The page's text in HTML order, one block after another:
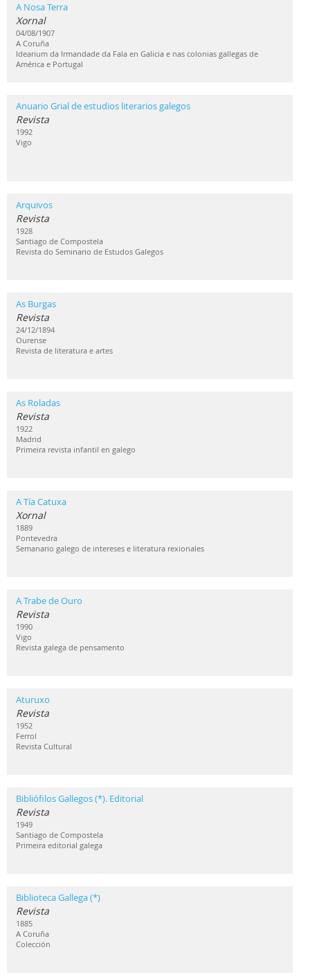
A Nosa Terra
Xornal
04/08/1907
A Coruña
Idearium da Irmandade da Fala en Galicia e nas colonias gallegas de
América e Portugal
Anuario Grial de estudios literarios galegos
Revista
1992
Vigo
Arquivos
Revista
1928
Santiago de Compostela
Revista do Seminario de Estudos Galegos
As Burgas
Revista
24/12/1894
Ourense
Revista de literatura e artes
As Roladas
Revista
1922
Madrid
Primeira revista infantil en galego
A Tía Catuxa
Xornal
1889
Pontevedra
Semanario galego de intereses e literatura rexionales
A Trabe de Ouro
Revista
1990
Vigo
Revista galega de pensamento
Aturuxo
Revista
1952
Ferrol
Revista Cultural
Bibliófilos Gallegos (*). Editorial
Revista
1949
Santiago de Compostela
Primeira editorial galega
Biblioteca Gallega (*)
Revista
1885
A Coruña
Colección